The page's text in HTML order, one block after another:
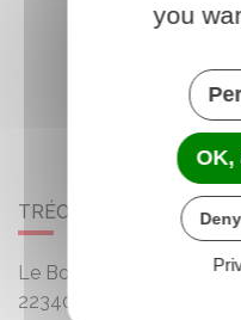
TRÉOGAN
Le Bourg
22340
you
OK,